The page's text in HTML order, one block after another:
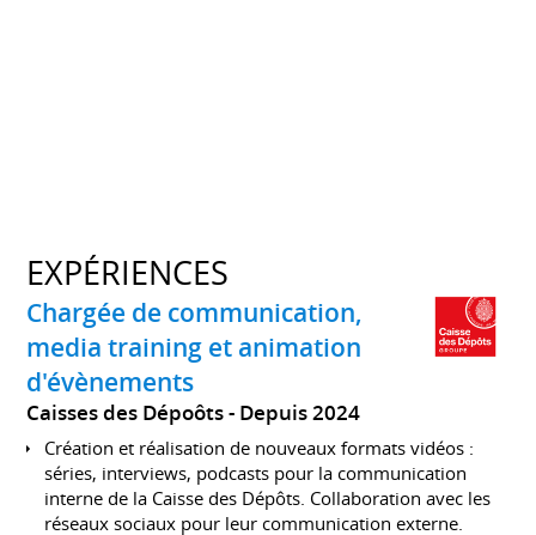
EXPÉRIENCES
Chargée de communication,
media training et animation
d'évènements
Caisses des Dépoôts Depuis 2024
Création et réalisation de nouveaux formats vidéos :
séries, interviews, podcasts pour la communication
interne de la Caisse des Dépôts. Collaboration avec les
réseaux sociaux pour leur communication externe.